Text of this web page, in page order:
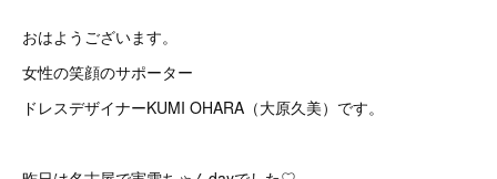
おはようございます。
女性の笑顔のサポーター
ドレスデザイナーKUMI OHARA（大原久美）です。